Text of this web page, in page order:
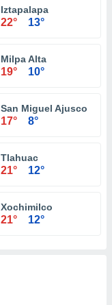
Iztapalapa
22° 13°
Milpa Alta
19° 10°
San Miguel Ajusco
17° 8°
Tlahuac
21° 12°
Xochimilco
21° 12°